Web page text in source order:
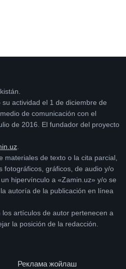
actividad el 1 de diciembre de
de comunicación con el
de 2016. El fundador del proyecto
materiales de texto o la cita parcial,
fotográficos, gráficos, de audio y/o
hipervínculo a «Zamin.uz» y/o se
autoría de la publicación en línea
artículos de autor pertenecen a
la posición de la redacción.
Реклама жойлаш